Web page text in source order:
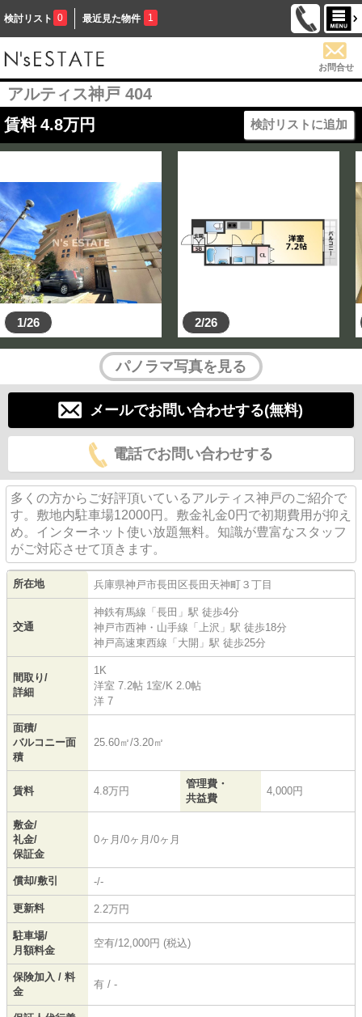
検討リスト 0 最近見た物件 1
お問合せ
アルティス神戸 404
賃料 4.8万円 検討リストに追加
1/26 2/26
パノラマ写真を見る
メールでお問い合わせする(無料)
電話でお問い合わせする
多くの方からご好評頂いているアルティス神戸のご紹介で
す。敷地内駐車場12000円。敷金礼金0円で初期費用が抑え
め。インターネット使い放題無料。知識が豊富なスタッフ
がご対応させて頂きます。
所在地 兵庫県神戸市長田区長田天神町 ３丁目
交通
神鉄有馬線 「 長田 」駅 徒歩4分
神戸市西神・山手線 「 上沢 」駅 徒歩18分
神戸高速東西線 「 大開 」駅 徒歩25分
間取り/
詳細
1K
洋室 7.2帖 1室/K 2.0帖
洋 7
面積/
バルコニー面
積
25.60㎡/3.20㎡
賃料 4.8万円
管理費・
共益費
4,000円
敷金/
礼金/
保証金
0ヶ月/0ヶ月/0ヶ月
償却/敷引 -/-
更新料 2.2万円
駐車場/
月額料金
空有/12,000円 (税込)
保険加入 / 料
金
有 / -